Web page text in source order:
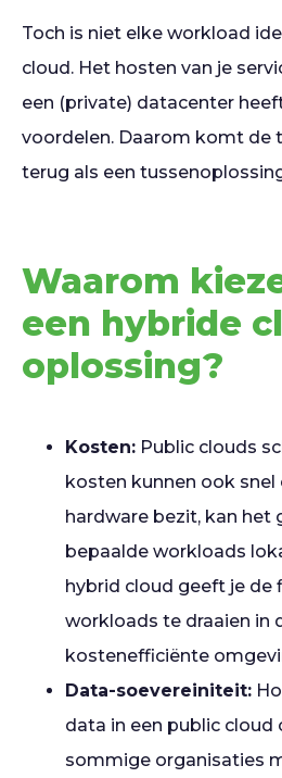
Toch is niet elke workload
cloud. Het hosten van je
een (private) datacenter
voordelen. Daarom komt de
terug als een
Waarom
een hybride
oplossing?
Kosten: Public clouds
kosten kunnen ook snel
hardware bezit, kan het
bepaalde workloads
hybrid cloud geeft je de
workloads te draaien in
kostenefficiënte
Data-soevereiniteit:
data in een public cloud
sommige organisaties